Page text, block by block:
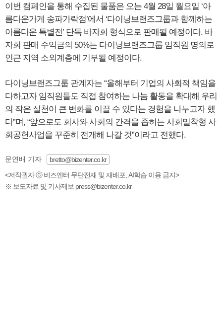
이번 캠페인을 통해 수집된 물품은 오는 4월 28일 월요일 ‘아
름다운가게 송파가락점’에서 ‘다이닝브랜즈그룹과 함께하는
아름다운 특별전’ 단독 바자회 형식으로 판매될 예정이다. 바
자회 판매 수익금의 50%는 다이닝브랜즈그룹 임직원 명의로
인근 지역 소외계층에 기부될 예정이다.
다이닝브랜즈그룹 관계자는 “올해부터 기업의 사회적 책임을
다하고자 임직원들도 직접 참여하는 나눔 활동을 확대해 우리
의 작은 실천이 큰 변화를 이끌 수 있다는 경험을 나누고자 했
다”며, “앞으로도 회사와 사회의 간격을 좁히는 사회밀착형 사
회공헌사업을 꾸준히 전개해 나갈 것”이라고 전했다.
문연배 기자
bretto@bizenter.co.kr
<저작권자 ⓒ 비즈엔터 무단전재 및 재배포, AI학습 이용 금지>
※ 보도자료 및 기사제보 press@bizenter.co.kr